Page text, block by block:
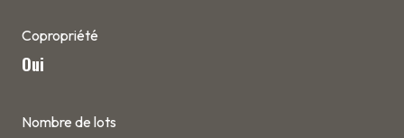
Copropriété
Oui
Nombre de lots